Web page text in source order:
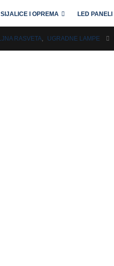
SIJALICE I OPREMA LED PANELI
RASVETA, UGRADNE LAMPE